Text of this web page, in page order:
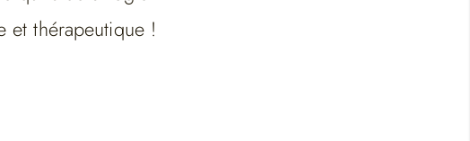
et thérapeutique !